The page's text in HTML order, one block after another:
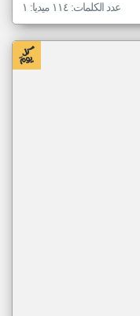
عدد الكلمات: ١١٤ ميديا: ١